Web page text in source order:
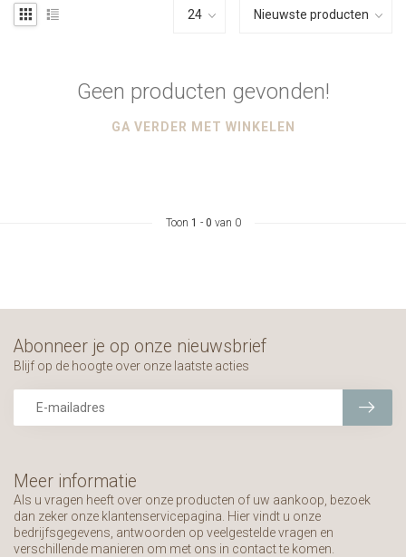
Geen producten gevonden!
GA VERDER MET WINKELEN
Toon 1 - 0 van 0
Meer informatie
Als u vragen heeft over onze producten of uw aankoop, bezoek
dan zeker onze klantenservicepagina. Hier vindt u onze
bedrijfsgegevens, antwoorden op veelgestelde vragen en
verschillende manieren om met ons in contact te komen.
Abonneer je op onze nieuwsbrief
Blijf op de hoogte over onze laatste acties